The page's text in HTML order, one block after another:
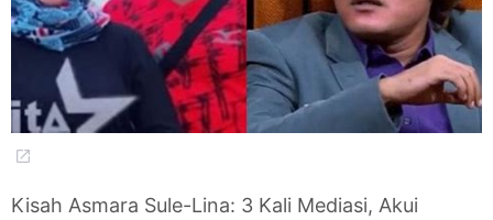
Kisah Asmara Sule-Lina: 3 Kali Mediasi, Akui